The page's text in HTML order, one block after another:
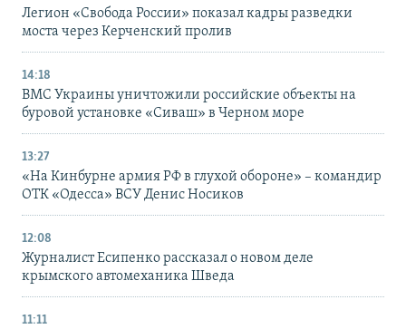
Легион «Свобода России» показал кадры разведки
моста через Керченский пролив
14:18
ВМС Украины уничтожили российские объекты на
буровой установке «Сиваш» в Черном море
13:27
«На Кинбурне армия РФ в глухой обороне» – командир
ОТК «Одесса» ВСУ Денис Носиков
12:08
Журналист Есипенко рассказал о новом деле
крымского автомеханика Шведа
11:11